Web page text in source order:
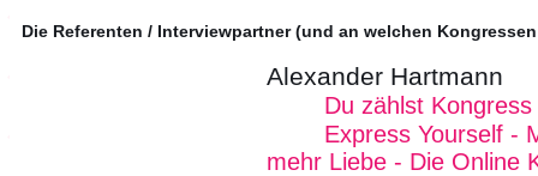
Die Referenten / Interviewpartner (und an welchen
Alexander Hartmann
Du zählst Kongress
Express Yourself -
mehr Liebe - Die Online